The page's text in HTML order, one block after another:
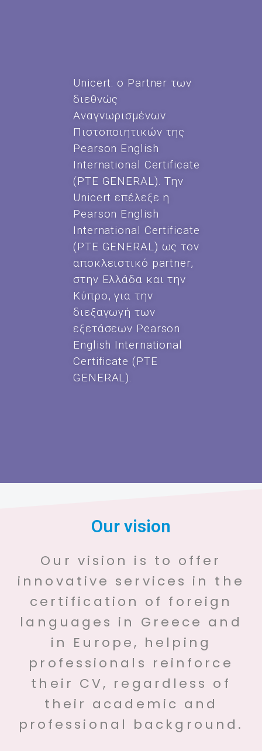
Unicert: ο Partner των
διεθνώς
Αναγνωρισμένων
Πιστοποιητικών της
Pearson English
International Certificate
(PTE GENERAL). Την
Unicert επέλεξε η
Pearson English
International Certificate
(PTE GENERAL) ως τον
αποκλειστικό partner,
στην Ελλάδα και την
Κύπρο, για την
διεξαγωγή των
εξετάσεων Pearson
English International
Certificate (PTE
GENERAL).
Our vision
Our vision is to offer
innovative services in the
certification of foreign
languages in Greece and
in Europe, helping
professionals reinforce
their CV, regardless of
their academic and
professional background.